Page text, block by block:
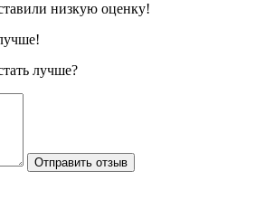
низкую оценку!
лучше?
Отправить отзыв